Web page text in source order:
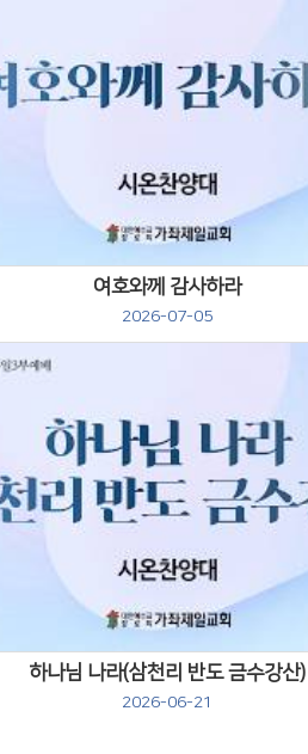
여호와께 감사하라
2026-07-05
Views
하나님 나라(삼천리 반도 금수강산)
2026-06-21